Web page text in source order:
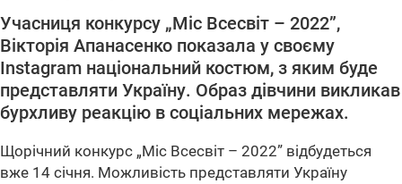
Учасниця конкурсу „Міс Всесвіт – 2022”,
Вікторія Апанасенко показала у своєму
Instagram національний костюм, з яким буде
представляти Україну. Образ дівчини викликав
бурхливу реакцію в соціальних мережах.
Щорічний конкурс „Міс Всесвіт – 2022” відбудеться
вже 14 січня. Можливість представляти Україну